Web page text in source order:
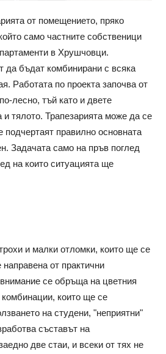
от помещението, пряко
само частните собственици
в Хрушчовци.
да бъдат комбинирани с всяка
Работата по проекта започва от
лесно, тъй като и двете
тялото. Трапезарията може да се
правилно основната
Задачата само на пръв поглед
на които ситуацията ще
и малки отломки, които ще се
от практични
се обръща на цветния
комбинации, които ще се
на студени, "неприятни"
съставът на
две стаи, и всеки от тях не